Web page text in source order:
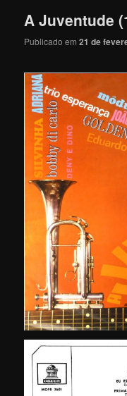
A Juventude
Publicado em21 de